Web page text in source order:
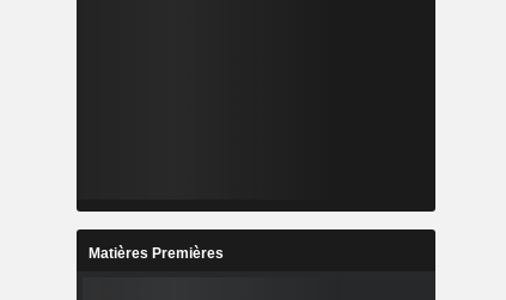
Matières Premières